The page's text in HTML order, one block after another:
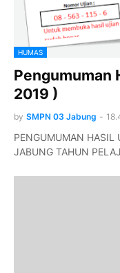
HUMAS
Pengumuman
2019 )
by SMPN 03 Jabung -
PENGUMUMAN HASIL
JABUNG TAHUN